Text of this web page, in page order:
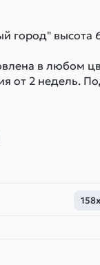
город"
в любом
от 2 недель.